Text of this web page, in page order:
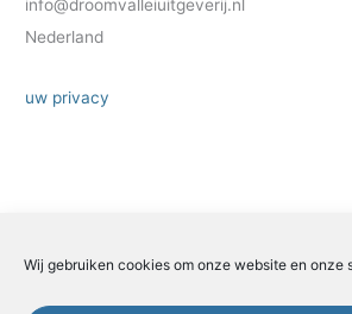
Wij gebruiken cookies om onze website en onze
info@droomvalleiuitgeverij.nl
Nederland
uw privacy
Zoeken